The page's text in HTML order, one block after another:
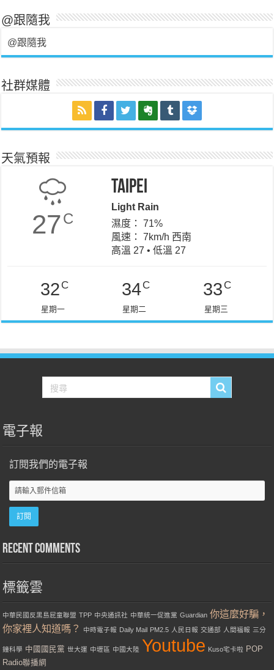
@跟隨我
@跟隨我
社群媒體
天氣預報
27C
Taipei
Light Rain
濕度： 71%
風速： 7km/h 西南
高溫 27 • 低溫 27
32 C
星期一
34C
星期二
33 C
星期三
電子報
訂閱我們的電子報
Recent Comments
標籤雲
中華民國反黑島屁童聯盟 TPP 中央通訊社 中華統一促進黨 Guardian 你這麼好騙，
你家裡人知道嗎？
中時電子報 Daily Mail PM2.5 人民日報 交通部 人間福報 三分
鐘科學 中國國民黨 世大運 中壢區 中國大陸 Youtube Kuso宅卡啦 POP
Radio聯播網